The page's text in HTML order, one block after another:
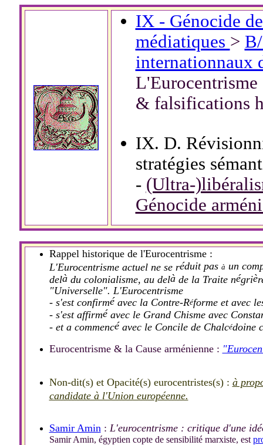
IX - Génocide
médiatiques >
internationnaux
L'Eurocentrisme
& falsifications
IX. D.
stratégies
- (Ultra-
Génocide
Rappel historique de l'Eurocentrisme :
L'Eurocentrisme actuel ne se réduit pas à un
delàdu colonialisme, au delàde la Traite négriè
"Universelle". L'Eurocentrisme
- s'est confirméavec la Contre-Réforme et avec
- s'est affirméavec le Grand Chisme avec
- et a commencéavec le Concile de Chalcédoine
Eurocentrisme & la Cause arménienne :
Non-dit(s) et Opacité(s) eurocentristes(s) : à
candidate à l'Union européenne.
Samir Amin: L'eurocentrisme : critique d'une
Samir Amin, égyptien copte de sensibilité marxiste, est